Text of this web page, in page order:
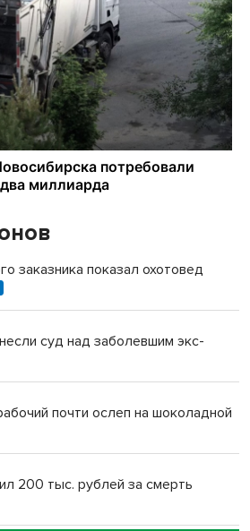
заказника показал охотовед
суд над заболевшим экс-
почти ослеп на шоколадной
200 тыс. рублей за смерть